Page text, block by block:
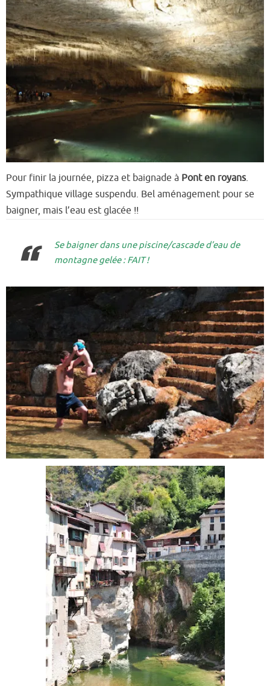
Pour finir la journée, pizza et baignade à Pont en royans.
Sympathique village suspendu. Bel aménagement pour se
baigner, mais l’eau est glacée !!
Se baigner dans une piscine/cascade d’eau de
montagne gelée : FAIT !